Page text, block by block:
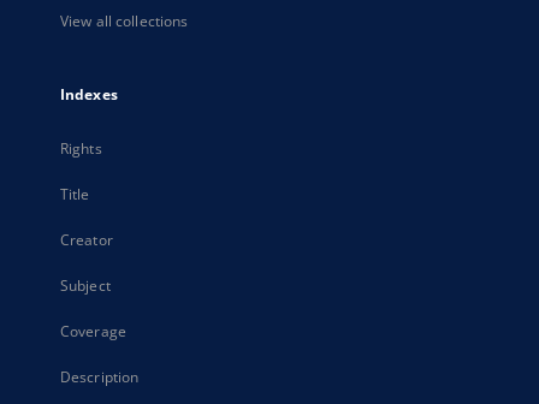
View all collections
Indexes
Rights
Title
Creator
Subject
Coverage
Description